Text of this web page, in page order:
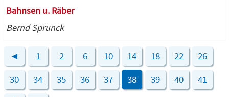
Bahnsen u. Räber
Bernd Sprunck
◄ 1 2 6 10 14 18 22 26
30 34 35 36 37 38 39 40 41